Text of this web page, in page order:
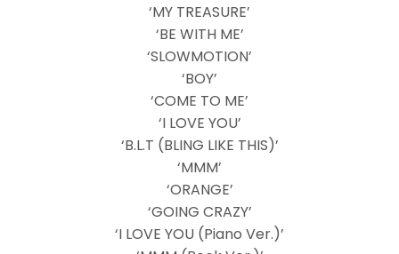
‘MY TREASURE’
‘BE WITH ME’
‘SLOWMOTION’
‘BOY’
‘COME TO ME’
‘I LOVE YOU’
‘B.L.T (BLING LIKE THIS)’
‘MMM’
‘ORANGE’
‘GOING CRAZY’
‘I LOVE YOU (Piano Ver.)’